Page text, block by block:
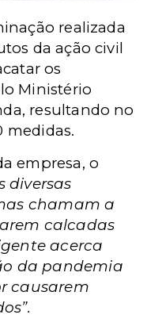
realizada
da ação civil
os
Ministério
resultando no
medidas.
empresa, o
diversas
chamam a
calcadas
acerca
da pandemia
causarem